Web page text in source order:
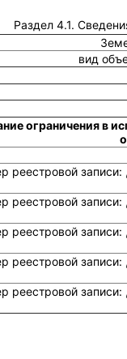
Раздел 4.1.
вид
ограничения в
реестровой
реестровой
реестровой
реестровой
реестровой